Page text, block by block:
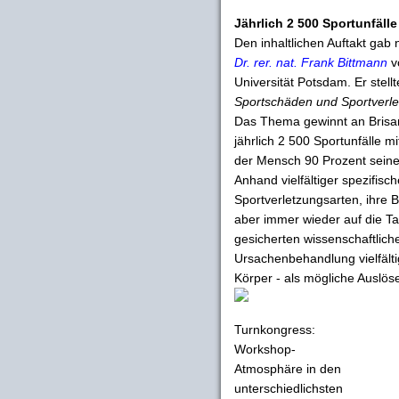
Jährlich 2 500
Den inhaltlichen Auftakt
Dr. rer. nat. Frank Bittmann
Universität Potsdam. Er
Sportschäden und
Das Thema gewinnt an
jährlich 2 500 Sportunfälle
der Mensch 90 Prozent
Anhand vielfältiger
Sportverletzungsarten, ihre
aber immer wieder auf die
gesicherten
Ursachenbehandlung
Körper - als mögliche
Turnkongress:
Workshop-
Atmosphäre in den
unterschiedlichsten